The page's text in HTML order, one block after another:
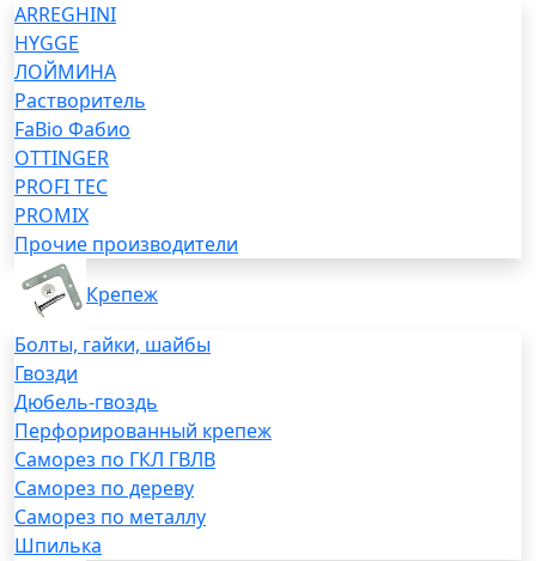
ARREGHINI
HYGGE
ЛОЙМИНА
Растворитель
FaBio Фабио
OTTINGER
PROFI TEC
PROMIX
Прочие производители
Крепеж
Болты, гайки, шайбы
Гвозди
Дюбель-гвоздь
Перфорированный крепеж
Саморез по ГКЛ ГВЛВ
Саморез по дереву
Саморез по металлу
Шпилька